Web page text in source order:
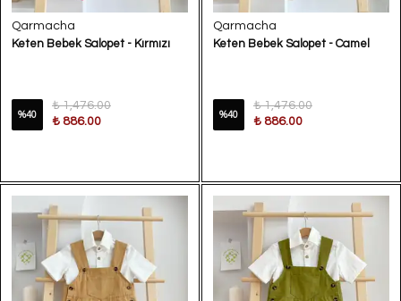
Qarmacha
Keten Bebek Salopet - Kırmızı
%40
₺ 1,476.00
₺ 886.00
Qarmacha
Keten Bebek Salopet - Camel
%40
₺ 1,476.00
₺ 886.00